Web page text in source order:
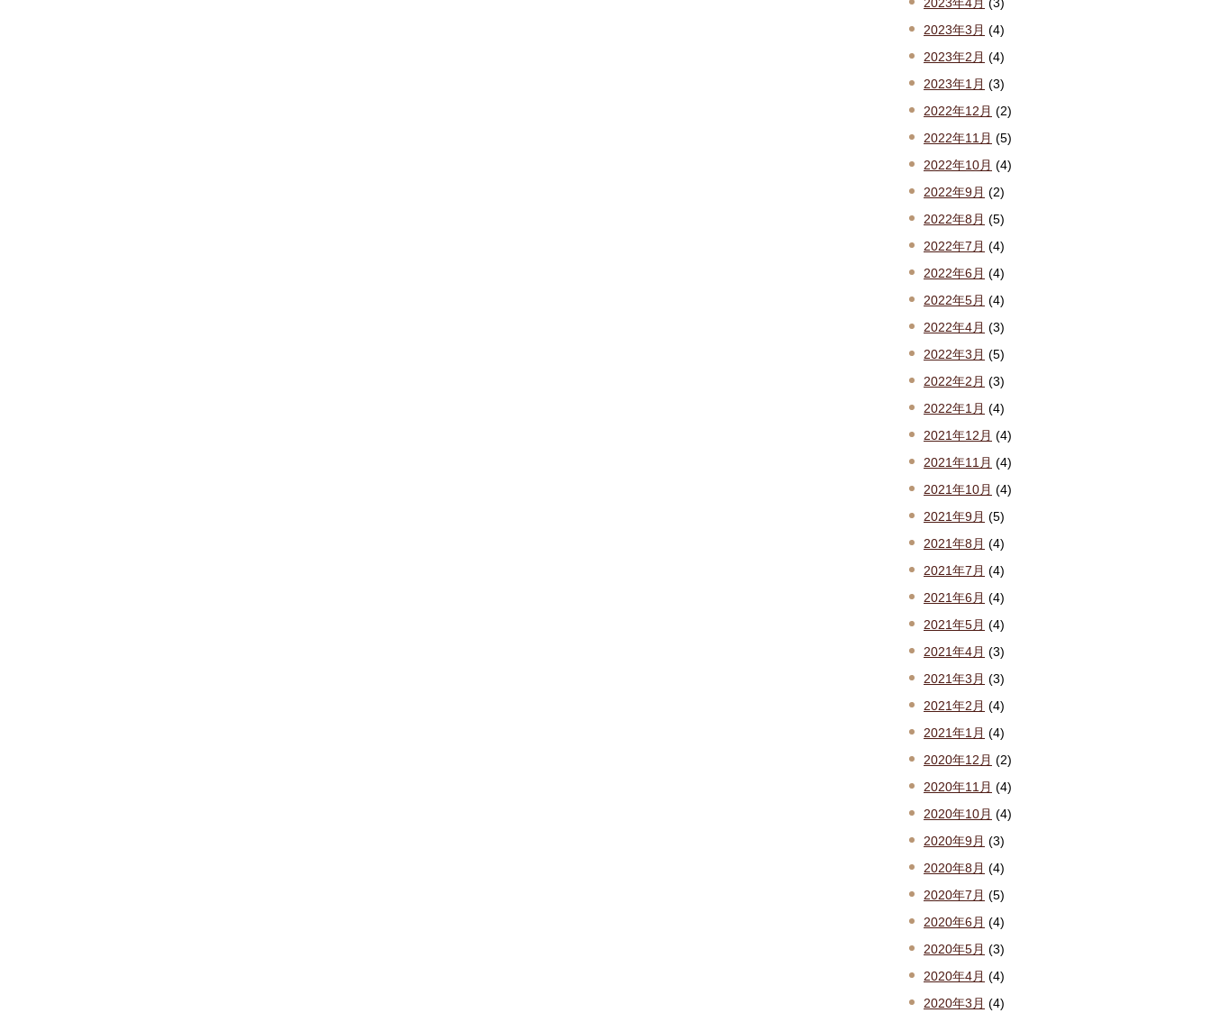
2023年3月 (4)
2023年2月 (4)
2023年1月 (3)
2022年12月 (2)
2022年11月 (5)
2022年10月 (4)
2022年9月 (2)
2022年8月 (5)
2022年7月 (4)
2022年6月 (4)
2022年5月 (4)
2022年4月 (3)
2022年3月 (5)
2022年2月 (3)
2022年1月 (4)
2021年12月 (4)
2021年11月 (4)
2021年10月 (4)
2021年9月 (5)
2021年8月 (4)
2021年7月 (4)
2021年6月 (4)
2021年5月 (4)
2021年4月 (3)
2021年3月 (3)
2021年2月 (4)
2021年1月 (4)
2020年12月 (2)
2020年11月 (4)
2020年10月 (4)
2020年9月 (3)
2020年8月 (4)
2020年7月 (5)
2020年6月 (4)
2020年5月 (3)
2020年4月 (4)
2020年3月 (4)